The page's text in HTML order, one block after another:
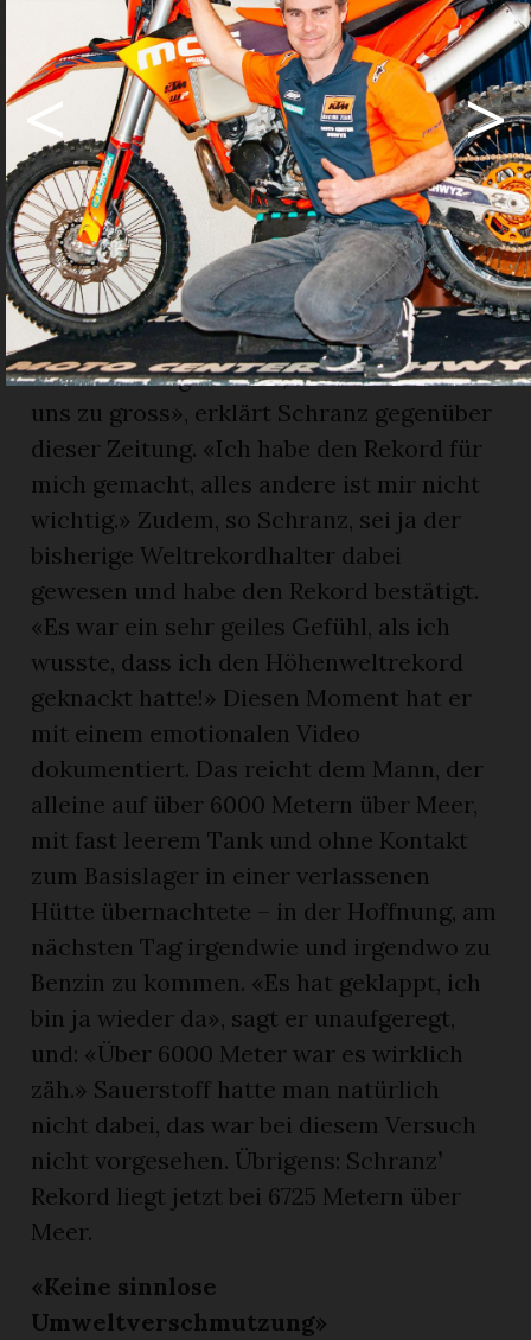
Eine Beglaubigung braucht es nicht
Im «Anzeiger von Saanen» Nr. 57 aus dem
Jahr 2023 haben wir ausführlich über
diesen Höhenweltrekord berichtet.
Damals sagte Schranz, der Weltrekord sei
noch nicht offiziell beglaubigt worden –
und daran hat sich bis heute nichts
geändert. Warum nicht? «Wir haben den
Rekord nie dem Guinessbuch der
Weltrekorde gemeldet, der Aufwand war
uns zu gross», erklärt Schranz gegenüber
dieser Zeitung. «Ich habe den Rekord für
mich gemacht, alles andere ist mir nicht
wichtig.» Zudem, so Schranz, sei ja der
bisherige Weltrekordhalter dabei
gewesen und habe den Rekord bestätigt.
«Es war ein sehr geiles Gefühl, als ich
wusste, dass ich den Höhenweltrekord
geknackt hatte!» Diesen Moment hat er
mit einem emotionalen Video
dokumentiert. Das reicht dem Mann, der
alleine auf über 6000 Metern über Meer,
mit fast leerem Tank und ohne Kontakt
zum Basislager in einer verlassenen
Hütte übernachtete – in der Hoffnung, am
nächsten Tag irgendwie und irgendwo zu
Benzin zu kommen. «Es hat geklappt, ich
bin ja wieder da», sagt er unaufgeregt,
und: «Über 6000 Meter war es wirklich
zäh.» Sauerstoff hatte man natürlich
nicht dabei, das war bei diesem Versuch
nicht vorgesehen. Übrigens: Schranz’
Rekord liegt jetzt bei 6725 Metern über
Meer.
«Keine sinnlose
Umweltverschmutzung»
< >